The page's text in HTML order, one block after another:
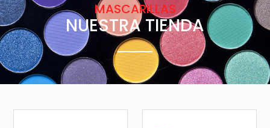
MASCARILLAS
NUESTRA TIENDA